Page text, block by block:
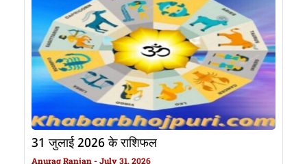
31 जुलाई 2026 के राशिफल
Anurag Ranjan July 31, 2026